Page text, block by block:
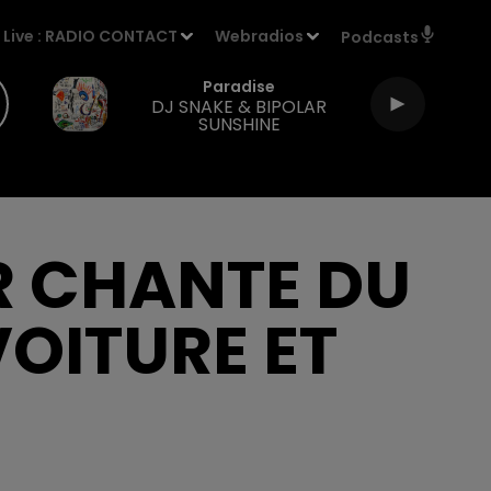
Live : RADIO CONTACT Webradios Podcasts
Paradise
DJ SNAKE & BIPOLAR
SUNSHINE
CHANTE DU
ET